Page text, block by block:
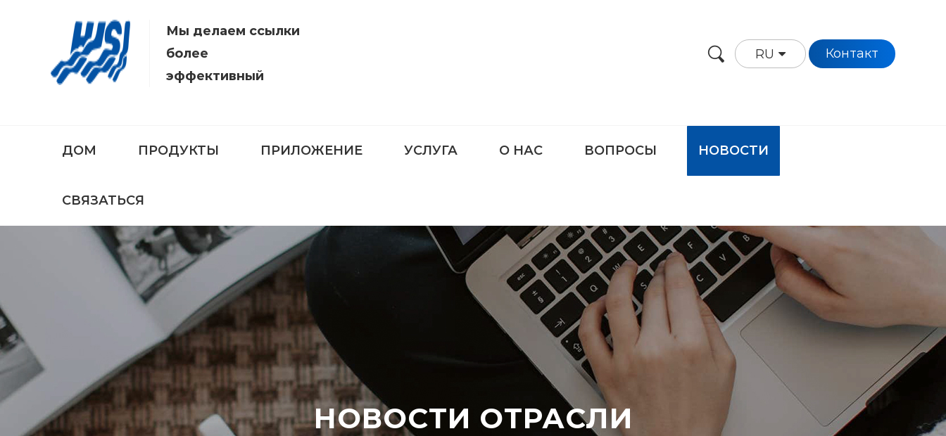
Мы делаем ссылки
более
эффективный
RU Контакт
ДОМ ПРОДУКТЫ ПРИЛОЖЕНИЕ УСЛУГА О НАС ВОПРОСЫ НОВОСТИ
СВЯЗАТЬСЯ
НОВОСТИ ОТРАСЛИ